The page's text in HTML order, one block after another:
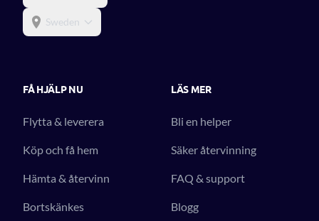
Sweden
FÅ HJÄLP NU
Flytta & leverera
Köp och få hem
Hämta & återvinn
Bortskänkes
LÄS MER
Bli en helper
Säker återvinning
FAQ & support
Blogg